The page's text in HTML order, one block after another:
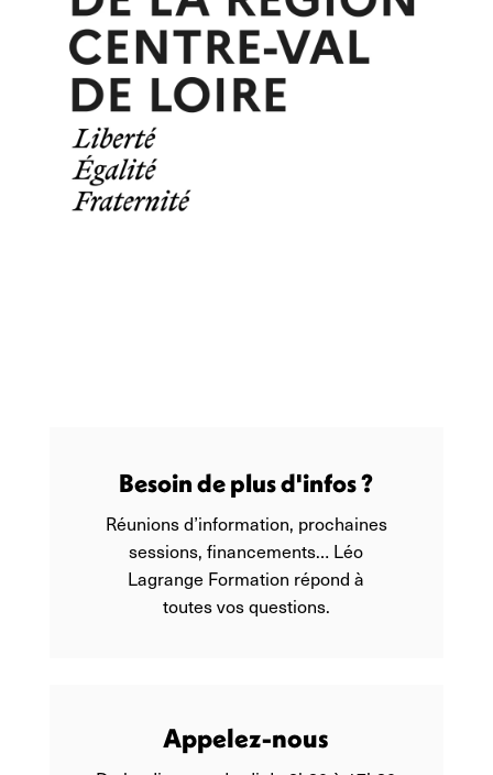
Besoin de plus d'infos ?
Réunions d’information, prochaines
sessions, financements… Léo
Lagrange Formation répond à
toutes vos questions.
Appelez-nous